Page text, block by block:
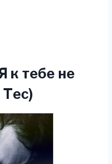
к тебе не